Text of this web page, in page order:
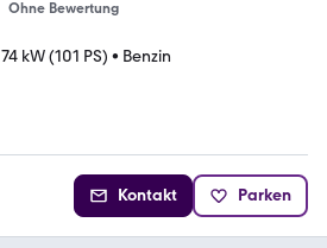
Ohne Bewertung
74 kW (101 PS) • Benzin
Kontakt Parken